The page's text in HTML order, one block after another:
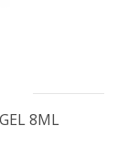
8ML